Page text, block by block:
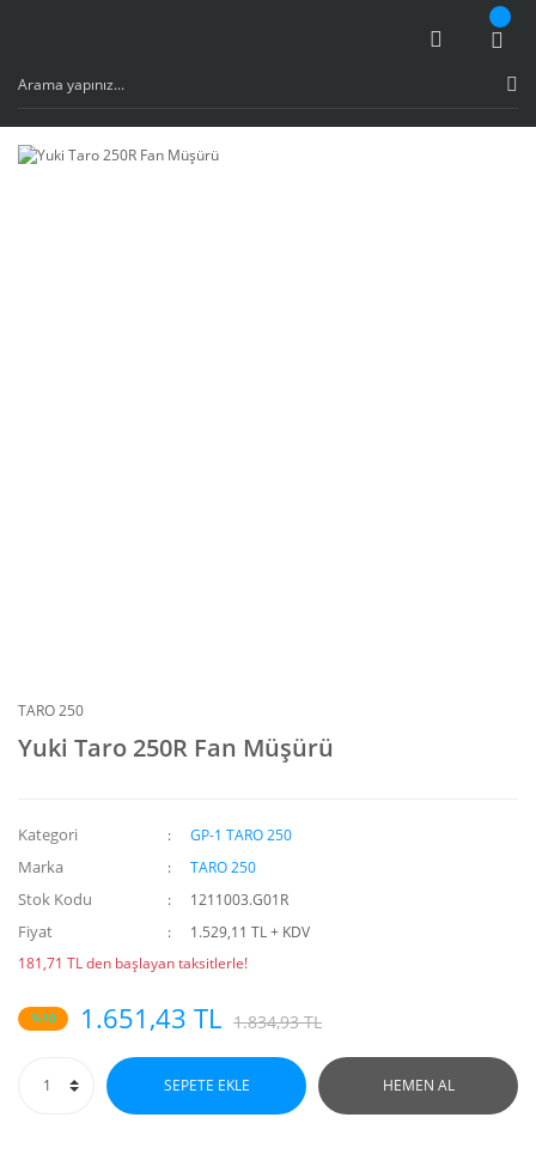
TARO 250
Yuki Taro 250R Fan Müşürü
Kategori GP-1 TARO 250
Marka TARO 250
Stok Kodu 1211003.G01R
Fiyat
1.529,11 TL + KDV
181,71 TL den başlayan taksitlerle!
%10 1.651,43 TL 1.834,93 TL
SEPETE EKLE HEMEN AL